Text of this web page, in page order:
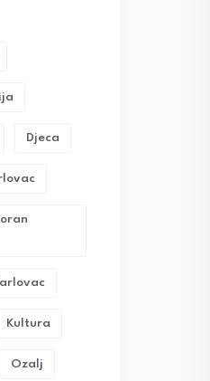
Djeca
Kultura
Ozalj